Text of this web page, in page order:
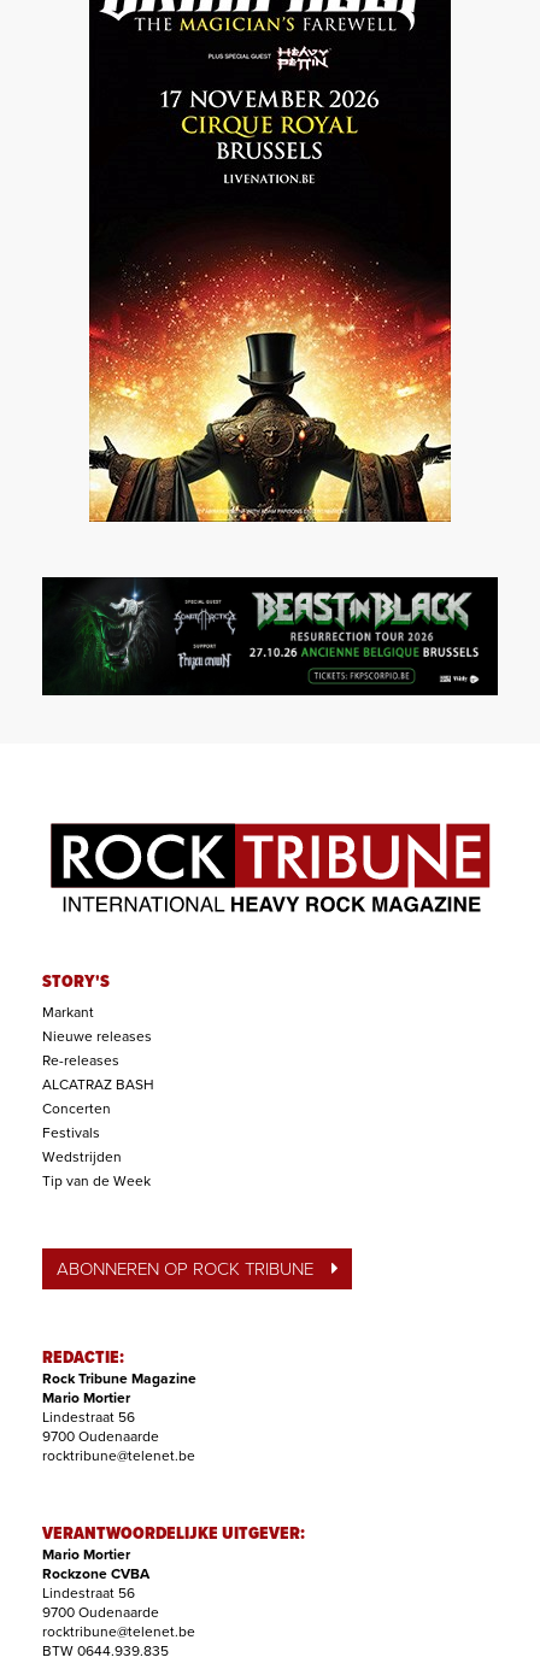
STORY'S
Markant
Nieuwe releases
Re-releases
ALCATRAZ BASH
Concerten
Festivals
Wedstrijden
Tip van de Week
ABONNEREN OP ROCK TRIBUNE
REDACTIE:
Rock Tribune Magazine
Mario Mortier
Lindestraat 56
9700 Oudenaarde
rocktribune@telenet.be
VERANTWOORDELIJKE UITGEVER:
Mario Mortier
Rockzone CVBA
Lindestraat 56
9700 Oudenaarde
rocktribune@telenet.be
BTW 0644.939.835